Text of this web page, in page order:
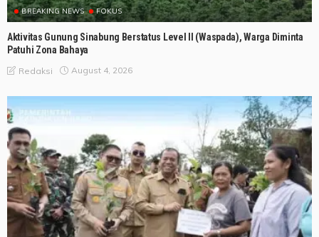
BREAKING NEWS FOKUS
Aktivitas Gunung Sinabung Berstatus Level II (Waspada), Warga Diminta
Patuhi Zona Bahaya
Redaksi August 4, 2026